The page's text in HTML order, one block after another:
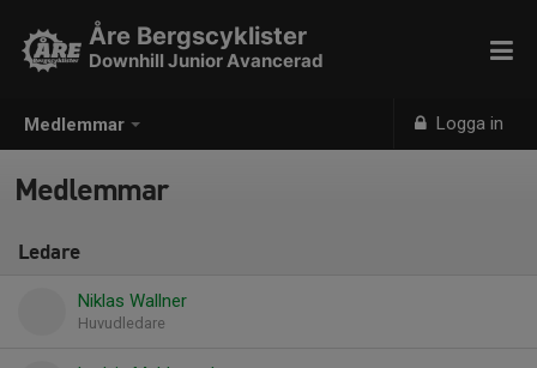
Medlemmar Logga in
Åre Bergscyklister
Downhill Junior Avancerad
Medlemmar
Ledare
Niklas Wallner
Huvudledare